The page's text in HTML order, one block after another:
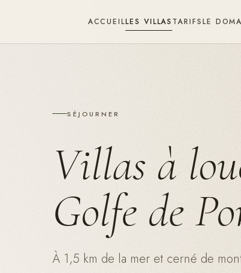
ACCUEILLES VILLAS TARIFSLE
SÉJOURNER
Villas à
Golfe de
À 1,5 km de la mer et cerné de